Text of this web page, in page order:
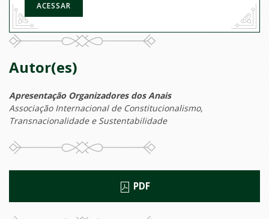
ACESSAR
Autor(es)
Apresentação Organizadores dos Anais
Associação Internacional de Constitucionalismo,
Transnacionalidade e Sustentabilidade
PDF